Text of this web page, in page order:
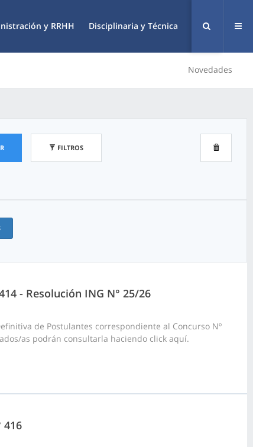
y RRHH Disciplinaria y Técnica
Novedades
FILTROS
- Resolución ING N° 25/26
de Postulantes correspondiente al Concurso Nº
as podrán consultarla haciendo click aquí.
416